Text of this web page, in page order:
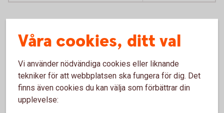
Börs/aktiemarknad Öppettider
NasdaqRiga
Våra cookies, ditt val
Vi använder nödvändiga cookies eller liknande
tekniker för att webbplatsen ska fungera för dig. Det
finns även cookies du kan välja som förbättrar din
upplevelse: